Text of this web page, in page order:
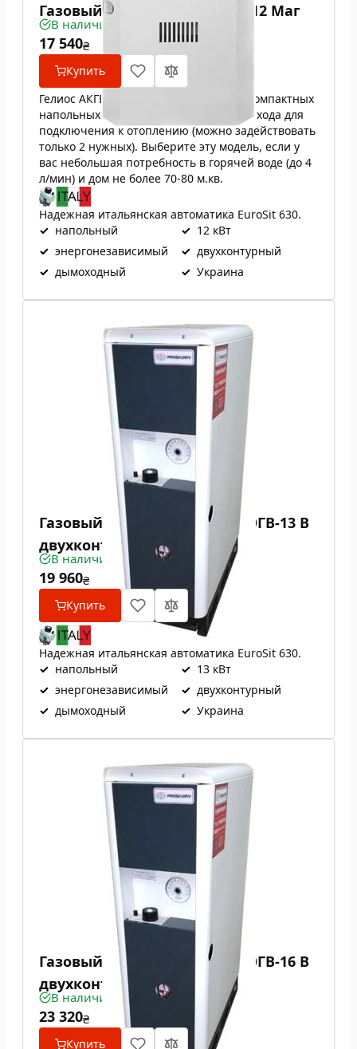
Газовый котел Гелиос АКГВ 12 Маг
В наличии
17 540₴
Купить
Гелиос АКГВ 12 Маг — один из самых компактных
напольных газовых котлов. Имеет 4 выхода для
подключения к отоплению (можно задействовать
только 2 нужных). Выберите эту модель, если у
вас небольшая потребность в горячей воде (до 4
л/мин) и дом не более 70-80 м.кв.
Надежная итальянская автоматика EuroSit 630.
✓ напольный ✓ 12 кВт
✓ энергонезависимый ✓ двухконтурный
✓ дымоходный ✓ Украина
Газовый котел Проскуров АОГВ-13 В
двухконтурный
В наличии
19 960₴
Купить
Надежная итальянская автоматика EuroSit 630.
✓ напольный ✓ 13 кВт
✓ энергонезависимый ✓ двухконтурный
✓ дымоходный ✓ Украина
Газовый котел Проскуров АОГВ-16 В
двухконтурный
В наличии
23 320₴
Купить